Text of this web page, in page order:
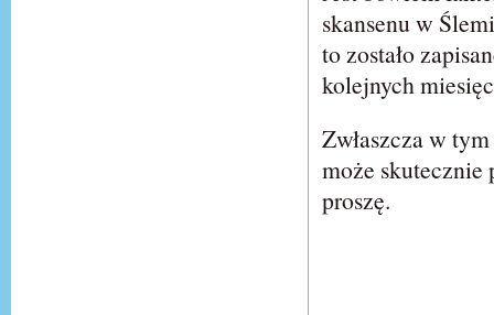
skansenu w
to zostało
kolejnych
Zwłaszcza w
może skutecznie
proszę.